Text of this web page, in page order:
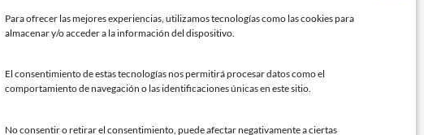
Para ofrecer las mejores experiencias, utilizamos tecnologías como las cookies para
almacenar y/o acceder a la información del dispositivo.
El consentimiento de estas tecnologías nos permitirá procesar datos como el
comportamiento de navegación o las identificaciones únicas en este sitio.
No consentir o retirar el consentimiento, puede afectar negativamente a ciertas
Teléfonos de interés
Formulario de contacto